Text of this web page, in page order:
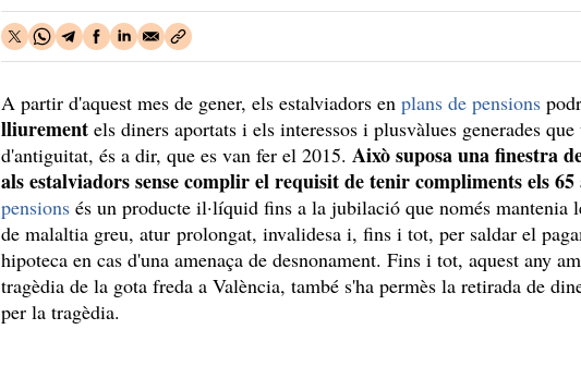
A partir d'aquest mes de gener, els estalviadors en plans de pensions
lliurement els diners aportats i els interessos i plusvàlues generades
d'antiguitat, és a dir, que es van fer el 2015. Això suposa una finestra
als estalviadors sense complir el requisit de tenir compliments els 65
pensions és un producte il·líquid fins a la jubilació que només mantenia
de malaltia greu, atur prolongat, invalidesa i, fins i tot, per saldar el
hipoteca en cas d'una amenaça de desnonament. Fins i tot, aquest any
tragèdia de la gota freda a València, també s'ha permès la retirada de
per la tragèdia.